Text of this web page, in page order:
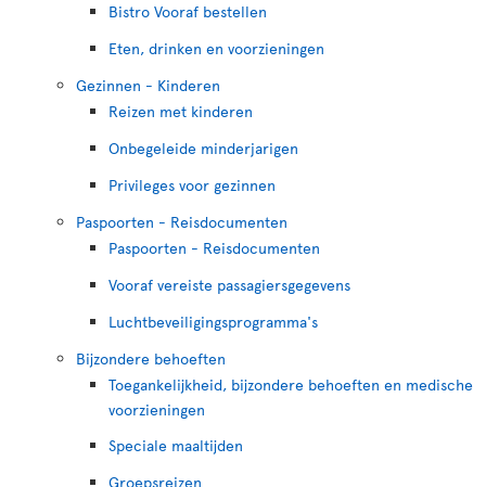
Bistro Vooraf bestellen
Eten, drinken en voorzieningen
Gezinnen - Kinderen
Reizen met kinderen
Onbegeleide minderjarigen
Privileges voor gezinnen
Paspoorten - Reisdocumenten
Paspoorten - Reisdocumenten
Vooraf vereiste passagiersgegevens
Luchtbeveiligingsprogramma's
Bijzondere behoeften
Toegankelijkheid, bijzondere behoeften en medische
voorzieningen
Speciale maaltijden
Groepsreizen